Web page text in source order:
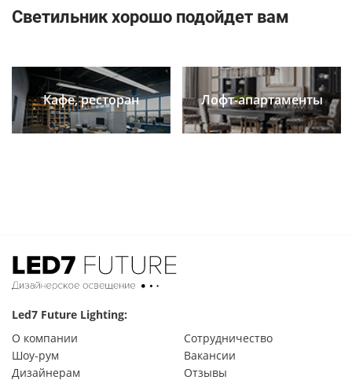
Светильник хорошо подойдет вам
Кафе, ресторан Лофт-апартаменты
Led7 Future Lighting:
О компании
Сотрудничество
Шоу-рум
Вакансии
Дизайнерам
Отзывы